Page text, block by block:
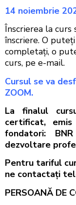
14 noiembrie
Înscrierea la
înscriere. O
completaţi, o
curs, pe e-mail.
Cursul se va
ZOOM.
La finalul
certificat,
fondatori:
dezvoltare
Pentru tariful
ne contactaţi
PERSOANĂ DE